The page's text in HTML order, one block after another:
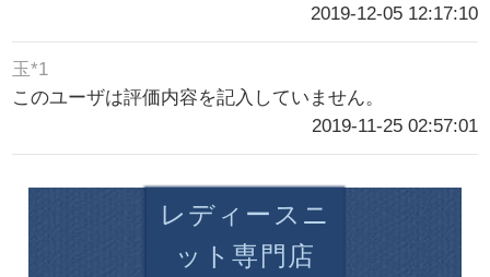
2019-12-05 12:17:10
玉*1
このユーザは評価内容を記入していません。
2019-11-25 02:57:01
レディースニ
ット専門店